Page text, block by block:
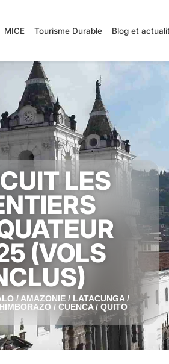
MICE Tourisme Durable Blog et
LES
(VOLS
/ AMAZONIE / LATACUNGA /
/ CUENCA / QUITO